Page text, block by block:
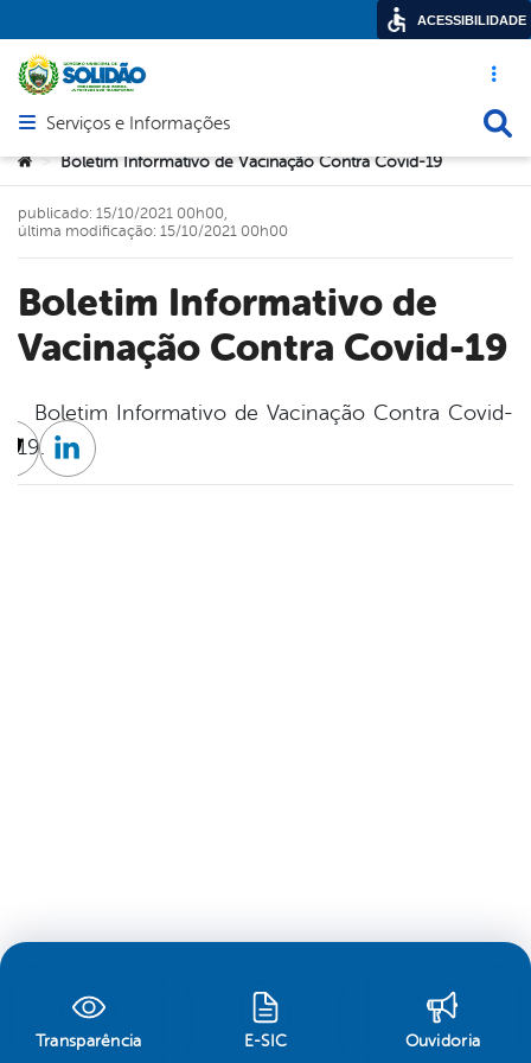
Acesso
Abrir menu principal de navegação
Serviços e Informações
Você está aqui:
> Boletim Informativo de Vacinação Contra Covid-19
Boletim Informativo de
Vacinação Contra Covid-19
publicado: 15/10/2021 00h00,
última modificação: 15/10/2021 00h00
Boletim Informativo de Vacinação Contra Covid-
19.
Twitter
Linkedin
Transparência E-SIC Ouvidoria
ACESSIBILIDADE